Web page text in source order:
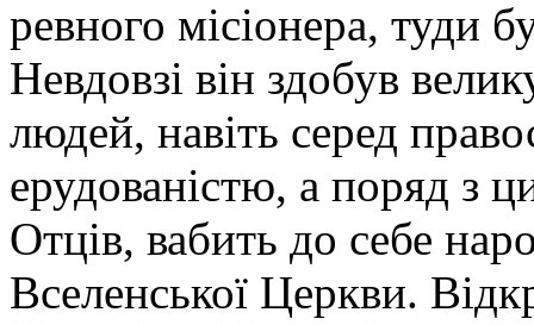
ревного місіонера, туди
Невдовзі він здобув
людей, навіть серед
ерудованістю, а поряд з
Отців, вабить до себе
Вселенської Церкви.